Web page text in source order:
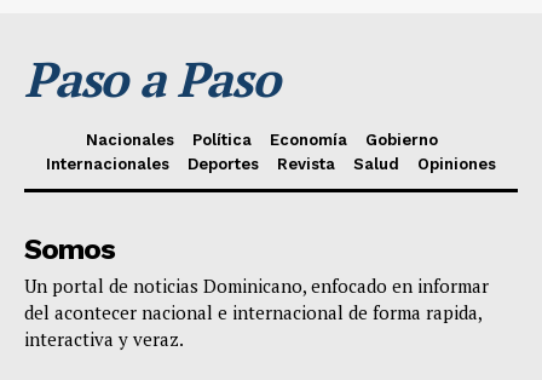
Paso a Paso
Nacionales Política Economía
Gobierno
Internacionales
Deportes Revista Salud Opiniones
Somos
Un portal de noticias Dominicano, enfocado en informar
del acontecer nacional e internacional de forma rapida,
interactiva y veraz.